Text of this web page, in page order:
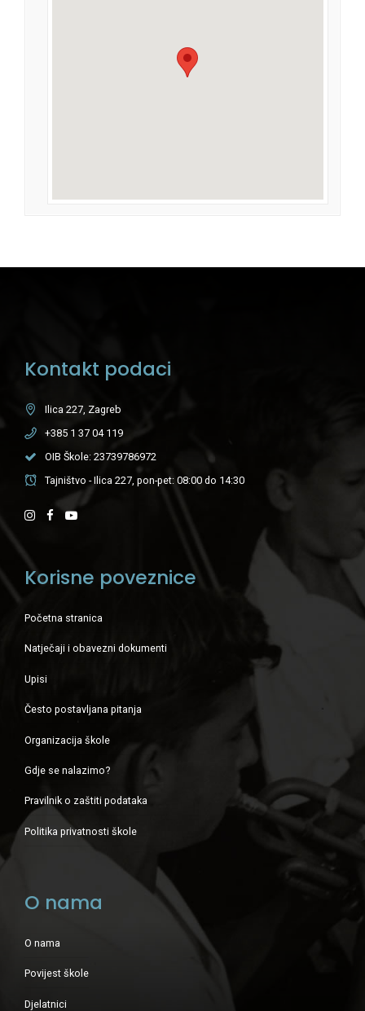
Kontakt podaci
Ilica 227, Zagreb
+385 1 37 04 119
OIB Škole: 23739786972
Tajništvo - Ilica 227, pon-pet: 08:00 do 14:30
Korisne poveznice
Početna stranica
Natječaji i obavezni dokumenti
Upisi
Često postavljana pitanja
Organizacija škole
Gdje se nalazimo?
Pravilnik o zaštiti podataka
Politika privatnosti škole
O nama
O nama
Povijest škole
Djelatnici